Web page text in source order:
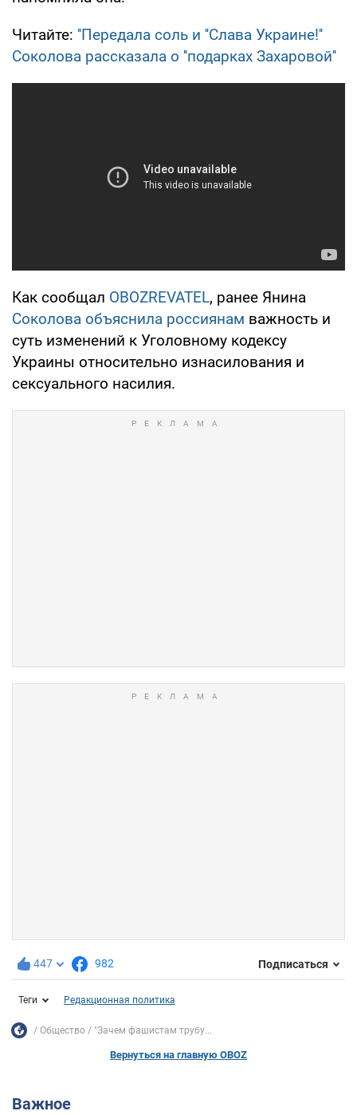
Читайте: ''Передала соль и ''Слава Украине!''
Соколова рассказала о ''подарках Захаровой''
Как сообщал OBOZREVATEL, ранее Янина
Соколова объяснила россиянам важность и
суть изменений к Уголовному кодексу
Украины относительно изнасилования и
сексуального насилия.
447 982 Подписаться
Теги Редакционная политика
Общество "Зачем фашистам трубу...
Вернуться на главную OBOZ
Важное